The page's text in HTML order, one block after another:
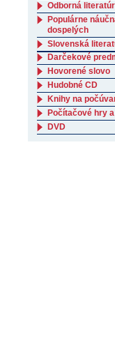
Odborná
Populárne
dospelých
Slovenská
Darčekové
Hovorené slovo
Hudobné CD
Knihy na
Počítačové hry
DVD